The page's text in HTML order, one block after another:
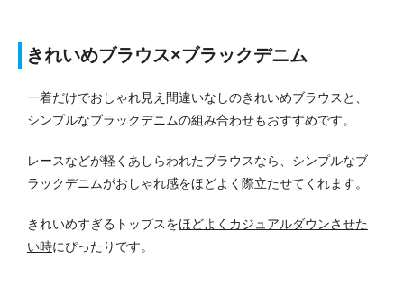
きれいめブラウス×ブラックデニム
一着だけでおしゃれ見え間違いなしのきれいめブラウスと、
シンプルなブラックデニムの組み合わせもおすすめです。
レースなどが軽くあしらわれたブラウスなら、シンプルなブ
ラックデニムがおしゃれ感をほどよく際立たせてくれます。
きれいめすぎるトップスをほどよくカジュアルダウンさせた
い時にぴったりです。